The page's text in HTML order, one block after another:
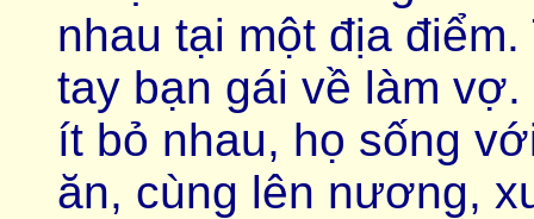
nhau tại một địa
tay bạn gái về làm
ít bỏ nhau, họ sống
ăn, cùng lên nương,